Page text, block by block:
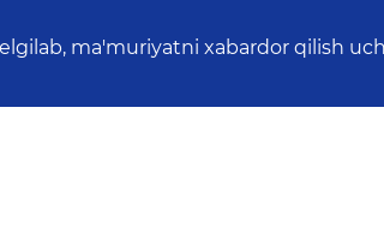
ma'muriyatni xabardor qilish